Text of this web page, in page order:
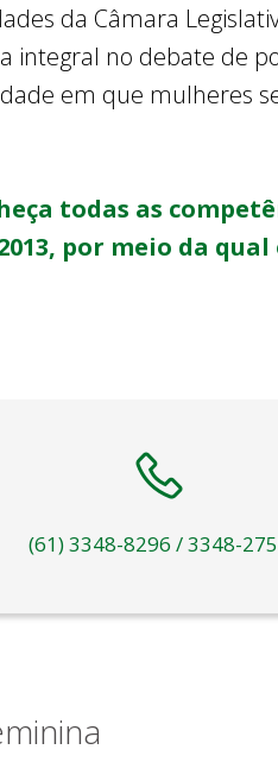
da Câmara
integral no debate de
em que mulheres
todas as
por meio da
(61) 3348-8296 / 3348-